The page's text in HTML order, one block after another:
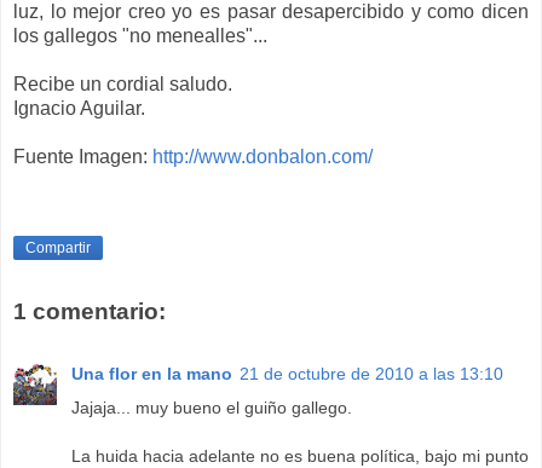
luz, lo mejor creo yo es pasar desapercibido y como dicen
los gallegos "no menealles"...
Recibe un cordial saludo.
Ignacio Aguilar.
Fuente Imagen: http://www.donbalon.com/
Compartir
1 comentario:
Una flor en la mano 21 de octubre de 2010 a las 13:10
Jajaja... muy bueno el guiño gallego.
La huida hacia adelante no es buena política, bajo mi punto